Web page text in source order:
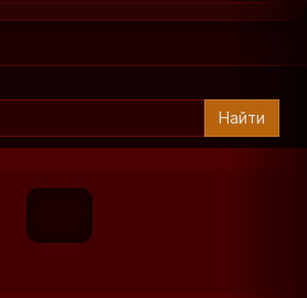
Найти